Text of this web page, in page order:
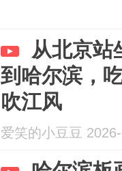
从北京站
到哈尔滨，
吹江风
爱笑的小豆豆